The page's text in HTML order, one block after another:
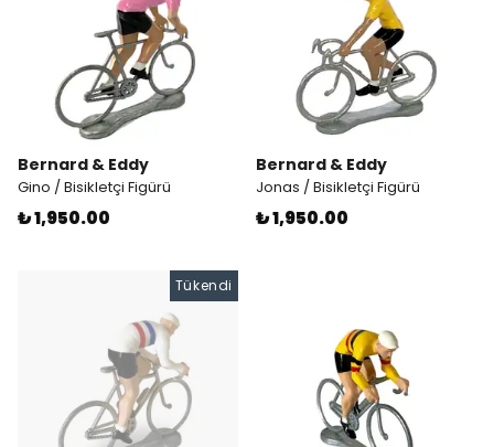
Bernard & Eddy
Gino / Bisikletçi Figürü
₺ 1,950.00
Bernard & Eddy
Jonas / Bisikletçi Figürü
₺ 1,950.00
Tükendi